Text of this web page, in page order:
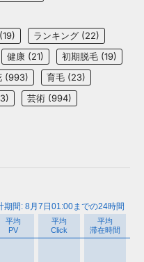
(19) ランキング (22)
健康 (21) 初期脱毛 (19)
(993) 育毛 (23)
芸術 (994)